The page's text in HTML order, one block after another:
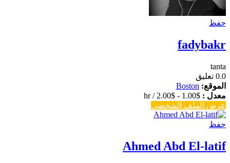
حفظ
fadybakr
tanta
0.0 تعليق
الموقع: Boston
معدل :
1.00$
-
2.00$
/ hr
عرض الملف الشخصي
حفظ
Ahmed Abd El-latif